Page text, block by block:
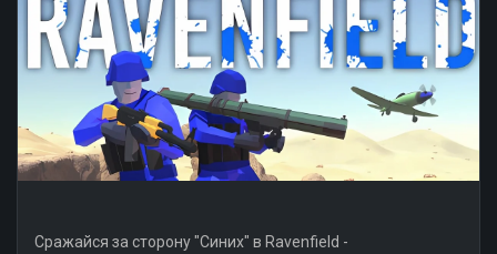
Сражайся за сторону "Синих" в Ravenfield -